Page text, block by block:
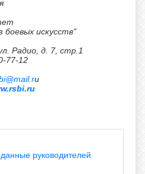
искусств"
Радио, д. 7, стр.1
77-12
u
руководителей